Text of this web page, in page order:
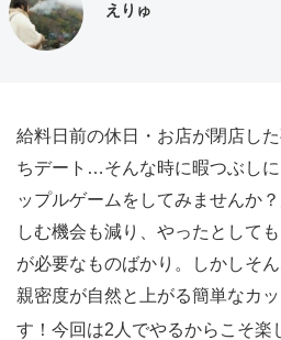
えりゅ
給料日前の休日・お店が閉店し
ちデート…そんな時に暇つぶし
ップルゲームをしてみませんか
しむ機会も減り、やったとして
が必要なものばかり。しかしそ
親密度が自然と上がる簡単なカ
す！今回は2人でやるからこそ楽